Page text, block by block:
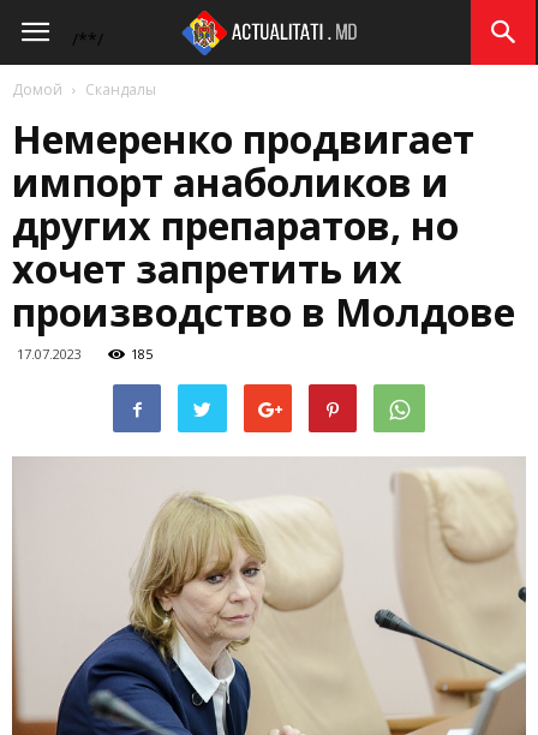
/**/
Actualitati.md
Домой Скандалы
Немеренко продвигает
импорт анаболиков и
других препаратов, но
хочет запретить их
производство в Молдове
17.07.2023 185